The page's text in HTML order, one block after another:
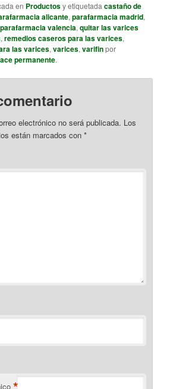
en Productosy etiquetadacastaño de
alicante,parafarmacia madrid,
parafarmacia valencia,quitar las varices
,remedios caseros para las varices,
las varices,varices,varifinpor
permanente.
electrónico no será publicada. Los
están marcados con*